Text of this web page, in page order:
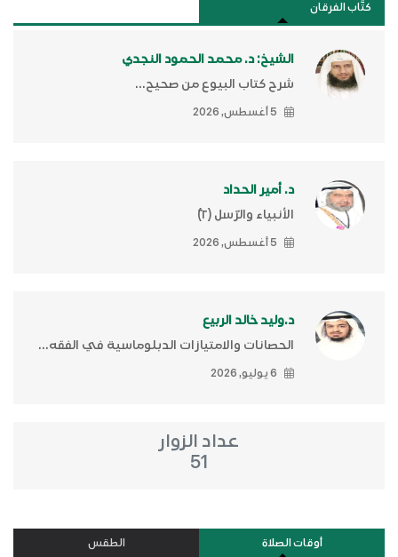
كتَّاب الفرقان
الشيخ: د. محمد الحمود النجدي
شرح كتاب البيوع من صحيح...
5 أغسطس, 2026
د. أمير الحداد
الأنبياء والرّسل (٢)ّ
5 أغسطس, 2026
د.وليد خالد الربيع
الحصانات والامتيازات الدبلوماسية في الفقه...
6 يوليو, 2026
عداد الزوار
51
أوقات الصلاة الطقس